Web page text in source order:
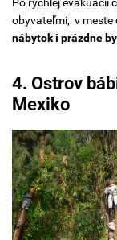
obyvateľmi, v meste
nábytok i prázdne
4. Ostrov
Mexiko